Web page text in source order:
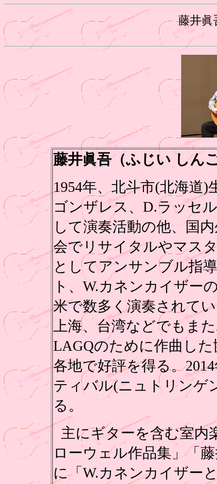
藤井眞
藤井眞吾（ふじい しん
1954年、北斗市(北海道
ゴンザレス、D.ラッセ
して演奏活動の他、国
会でリサイタルやマス
としてアンサンブル指
ト、W.カネンカイザー
米で数多く演奏されて
上海、台湾などでもま
LAGQのために作曲し
各地で好評を得る。
ティバル(ニュトリンゲ
る。
主にギターを含む室内
ローウェル作品集」「
に「W.カネンカイザー